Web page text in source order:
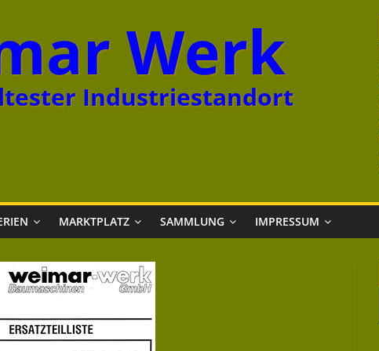
Werk
Industriestandort
MARKTPLATZ SAMMLUNG IMPRESSUM